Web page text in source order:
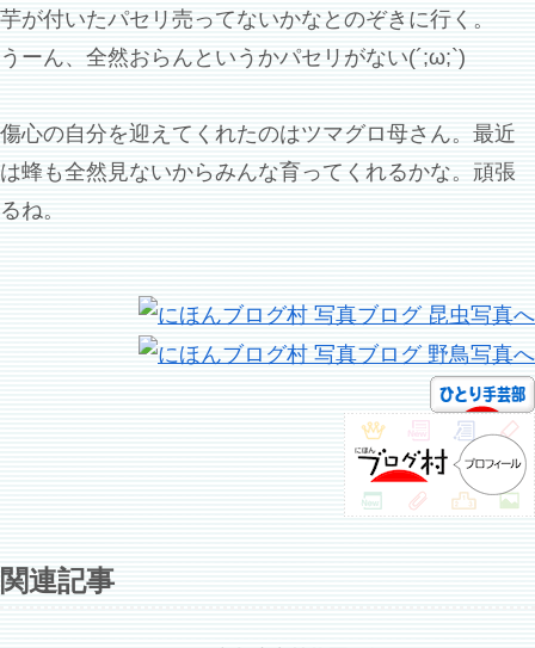
芋が付いたパセリ売ってないかなとのぞきに行く。
うーん、全然おらんというかパセリがない(´;ω;`)
傷心の自分を迎えてくれたのはツマグロ母さん。最近
は蜂も全然見ないからみんな育ってくれるかな。頑張
るね。
関連記事